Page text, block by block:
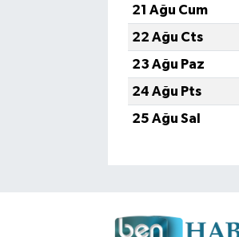
21 Ağu Cum
22 Ağu Cts
23 Ağu Paz
24 Ağu Pts
25 Ağu Sal